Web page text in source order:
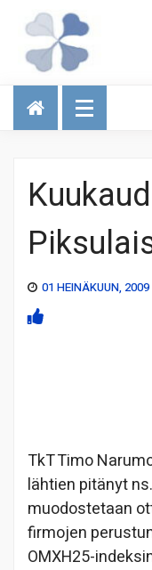
Talous
01 HEINÄKUUN, 2009
TkT Timo
lähtien pitänyt
muodostetaan
firmojen
OMXH25-